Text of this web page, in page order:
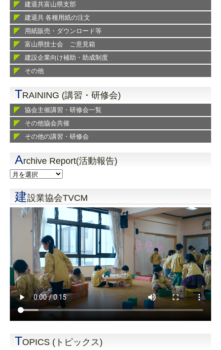
建退共富山県支部
建退共 各種用紙の注文
用紙販売・ダウンロード等
富山県技士会 ご意見箱
建設企業向け補助・助成制度
その他
TRAINING (講習・研修会)
協会主催講習・研修会一覧
その他協会共催
その他の講習・研修会
Archive Report(活動報告)
建設業協会TVCM
TOPICS (トピックス)